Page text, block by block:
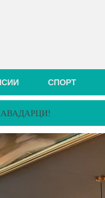
СПОРТ